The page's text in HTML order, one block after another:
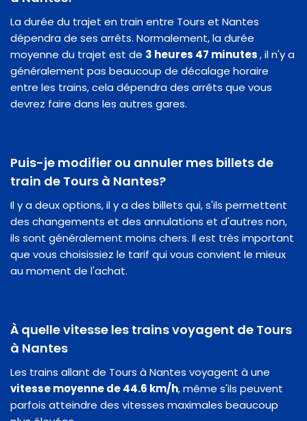
La durée du trajet en train entre Tours et Nantes
dépendra de ses arrêts. Normalement, la durée
moyenne du trajet est de 3 heures 47 minutes, il n'y a
généralement pas beaucoup de décalage horaire
entre les trains, cela dépendra des arrêts que vous
devrez faire dans les autres gares.
Puis-je modifier ou annuler mes billets de
train de Tours à Nantes?
Il y a deux options, il y a des billets qui, s'ils permettent
des changements et des annulations et d'autres non,
ils sont généralement moins chers. Il est très important
que vous choisissiez le tarif qui vous convient le mieux
au moment de l'achat.
À quelle vitesse les trains voyagent de Tours
à Nantes
Les trains allant de Tours à Nantes voyagent à une
vitesse moyenne de 44.6 km/h, même s'ils peuvent
parfois atteindre des vitesses maximales beaucoup